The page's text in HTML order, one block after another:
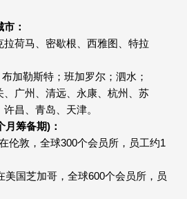
：
荷马、密歇根、西雅图、特拉
加勒斯特；班加罗尔；泗水；
广州、清远、永康、杭州、苏
昌、青岛、天津。
筹备期)：
伦敦，全球300个会员所，员工约1
美国芝加哥，全球600个会员所，员